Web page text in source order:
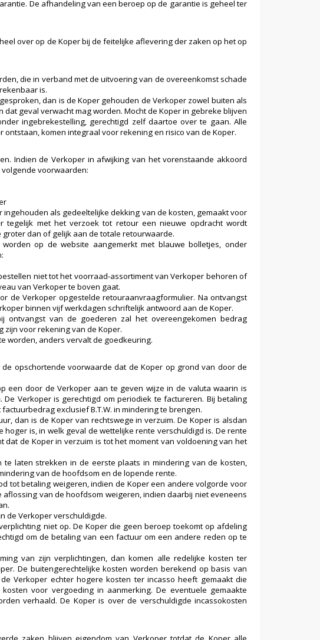
De afhandeling van een beroep op de garantie is geheel ter
over op de Koper bij de feitelijke aflevering der zaken op het op
die in verband met de uitvoering van de overeenkomst schade
is.
dan is de Koper gehouden de Verkoper zowel buiten als
geval verwacht mag worden. Mocht de Koper in gebreke blijven
ingebrekestelling, gerechtigd zelf daartoe over te gaan. Alle
komen integraal voor rekening en risico van de Koper.
Indien de Verkoper in afwijking van het vorenstaande akkoord
voorwaarden:
als gedeeltelijke dekking van de kosten, gemaakt voor
tegelijk met het verzoek tot retour een nieuwe opdracht wordt
dan of gelijk aan de totale retourwaarde.
op de website aangemerkt met blauwe bolletjes, onder
niet tot het voorraad-assortiment van Verkoper behoren of
van Verkoper te boven gaat.
de Verkoper opgestelde retouraanvraagformulier. Na ontvangst
binnen vijf werkdagen schriftelijk antwoord aan de Koper.
ontvangst van de goederen zal het overeengekomen bedrag
voor rekening van de Koper.
worden, anders vervalt de goedkeuring.
opschortende voorwaarde dat de Koper op grond van door de
een door de Verkoper aan te geven wijze in de valuta waarin is
Verkoper is gerechtigd om periodiek te factureren. Bij betaling
exclusief B.T.W. in mindering te brengen.
dan is de Koper van rechtswege in verzuim. De Koper is alsdan
is, in welk geval de wettelijke rente verschuldigd is. De rente
de Koper in verzuim is tot het moment van voldoening van het
laten strekken in de eerste plaats in mindering van de kosten,
van de hoofdsom en de lopende rente.
tot betaling weigeren, indien de Koper een andere volgorde voor
van de hoofdsom weigeren, indien daarbij niet eveneens
de Verkoper verschuldigde.
niet op. De Koper die geen beroep toekomt op afdeling
om de betaling van een factuur om een andere reden op te
van zijn verplichtingen, dan komen alle redelijke kosten ter
De buitengerechtelijke kosten worden berekend op basis van
Verkoper echter hogere kosten ter incasso heeft gemaakt die
voor vergoeding in aanmerking. De eventuele gemaakte
verhaald. De Koper is over de verschuldigde incassokosten